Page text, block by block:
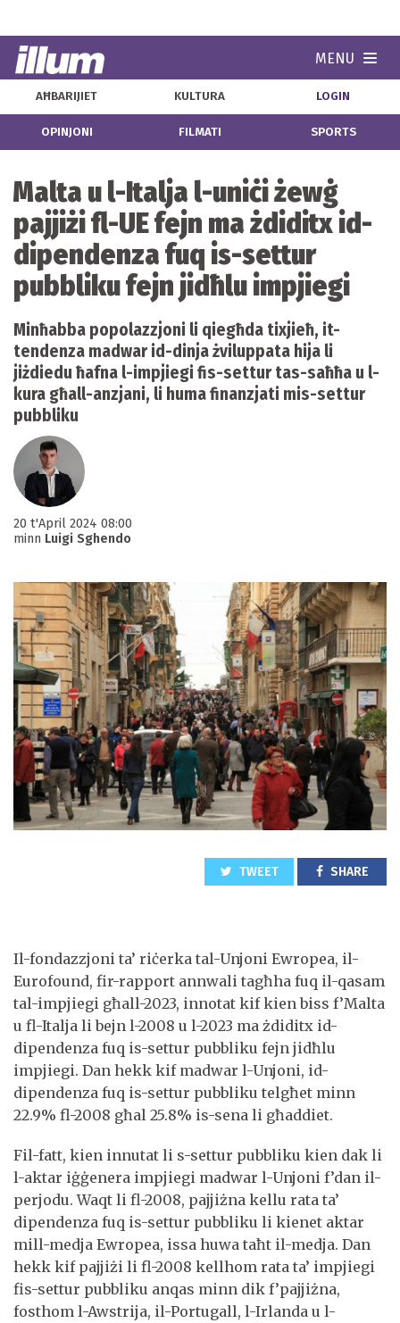
MENU
AĦBARIJIET KULTURA LOGIN
OPINJONI FILMATI SPORTS
Malta u l-Italja l-uniċi żewġ
pajjiżi fl-UE fejn ma żdiditx id-
dipendenza fuq is-settur
pubbliku fejn jidħlu impjiegi
Minħabba popolazzjoni li qiegħda tixjieħ, it-
tendenza madwar id-dinja żviluppata hija li
jiżdiedu ħafna l-impjiegi fis-settur tas-saħħa u l-
kura għall-anzjani, li huma finanzjati mis-settur
pubbliku
20 t'April 2024 08:00
minn Luigi Sghendo
TWEET SHARE
Il-fondazzjoni ta’ riċerka tal-Unjoni Ewropea, il-
Eurofound, fir-rapport annwali tagħha fuq il-qasam
tal-impjiegi għall-2023, innotat kif kien biss f’Malta
u fl-Italja li bejn l-2008 u l-2023 ma żdiditx id-
dipendenza fuq is-settur pubbliku fejn jidħlu
impjiegi. Dan hekk kif madwar l-Unjoni, id-
dipendenza fuq is-settur pubbliku telgħet minn
22.9% fl-2008 għal 25.8% is-sena li għaddiet.
Fil-fatt, kien innutat li s-settur pubbliku kien dak li
l-aktar iġġenera impjiegi madwar l-Unjoni f’dan il-
perjodu. Waqt li fl-2008, pajjiżna kellu rata ta’
dipendenza fuq is-settur pubbliku li kienet aktar
mill-medja Ewropea, issa huwa taħt il-medja. Dan
hekk kif pajjiżi li fl-2008 kellhom rata ta’ impjiegi
fis-settur pubbliku anqas minn dik f’pajjiżna,
fosthom l-Awstrija, il-Portugall, l-Irlanda u l-